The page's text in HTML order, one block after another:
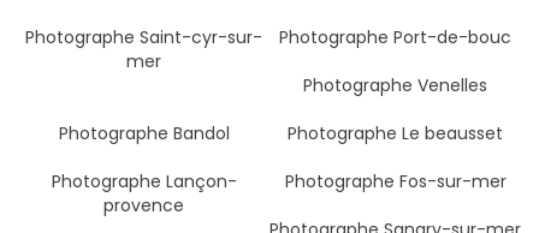
Photographe Saint-cyr-sur-
mer
Photographe Port-de-bouc
Photographe Venelles
Photographe Bandol
Photographe Le beausset
Photographe Lançon-
provence
Photographe Fos-sur-mer